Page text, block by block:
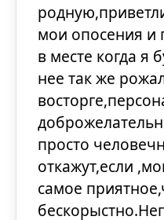
мои опосения
в месте когда я
нее так же
просто
откажут,если
самое